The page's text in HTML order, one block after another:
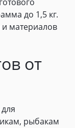
до 1,5 кг.
и материалов
от
рыбакам